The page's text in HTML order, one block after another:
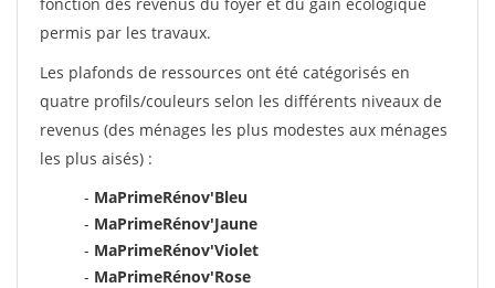
permis par les travaux.
Les plafonds de ressources ont été catégorisés en
quatre profils/couleurs selon les différents niveaux de
revenus (des ménages les plus modestes aux ménages
les plus aisés) :
- MaPrimeRénov'Bleu
- MaPrimeRénov'Jaune
- MaPrimeRénov'Violet
- MaPrimeRénov'Rose